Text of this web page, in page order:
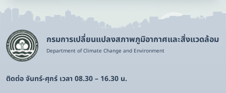
กรมการเปลี่ยนแปลงสภาพภูมิอากาศและสิ่งแวดล้อม
Department of Climate Change and Environment
ติดต่อ จันทร์-ศุกร์ เวลา 08.30 – 16.30 น.